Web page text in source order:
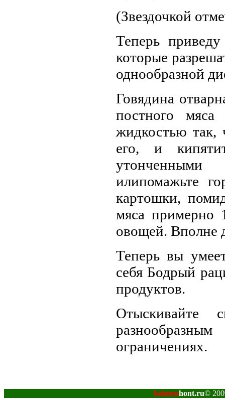
(Звездочкой
Теперь
которые
однообразной
Говядина
постного
жидкостью так,
его, и
илипомажьте
картошки,
мяса примерно
овощей. Вполне
Теперь вы
себя Бодрый
продуктов.
Отыскивайте
ограничениях.
baimenhont.ru©